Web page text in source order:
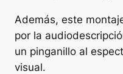
Además, este
por la
un pinganillo al
visual.